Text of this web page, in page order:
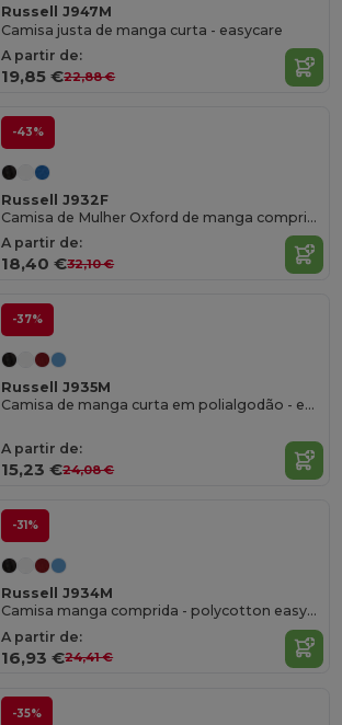
Russell J947M
Camisa justa de manga curta - easycare
A partir de:
19,85 €22,88 €
-43%
Russell J932F
Camisa de Mulher Oxford de manga comprida - easycare
A partir de:
18,40 €32,10 €
-37%
Russell J935M
Camisa de manga curta em polialgodão - easycare
A partir de:
15,23 €24,08 €
-31%
Russell J934M
Camisa manga comprida - polycotton easycare poplin
A partir de:
16,93 €24,41 €
-35%